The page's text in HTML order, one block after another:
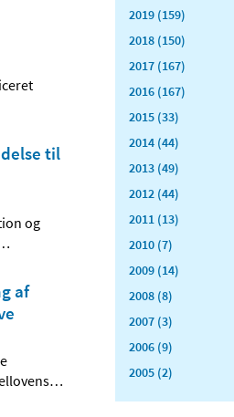
til
og
af
…
2019 (159)
2018 (150)
2017 (167)
2016 (167)
2015 (33)
2014 (44)
2013 (49)
2012 (44)
2011 (13)
2010 (7)
2009 (14)
2008 (8)
2007 (3)
2006 (9)
2005 (2)